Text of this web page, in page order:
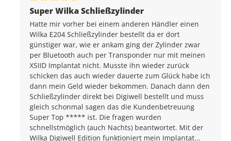
Durchschnittliche Bewertung von 5 von 5 Sternen
Super Wilka Schließzylinder
Hatte mir vorher bei einem anderen Händler einen
Wilka E204 Schließzylinder bestellt da er dort
günstiger war, wie er ankam ging der Zylinder zwar
per Bluetooth auch per Transponder nur mit meinen
XSIID Implantat nicht. Musste ihn wieder zurück
schicken das auch wieder dauerte zum Glück habe ich
dann mein Geld wieder bekommen. Danach dann den
Schließzylinder direkt bei Digiwell bestellt und muss
gleich schonmal sagen das die Kundenbetreuung
Super Top ***** ist. Die fragen wurden
schnellstmöglich (auch Nachts) beantwortet. Mit der
Wilka Digiwell Edition funktioniert mein Implantat...